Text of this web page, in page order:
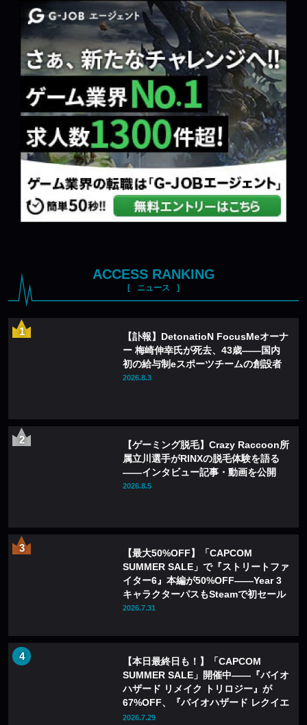
ACCESS RANKING
ニュース
【訃報】DetonatioN FocusMeオーナ
ー 梅崎伸幸氏が死去、43歳——国内
初の給与制eスポーツチームの創設者
2026.8.3
【ゲーミング脱毛】Crazy Raccoon所
属立川選手がRINXの脱毛体験を語る
——インタビュー記事・動画を公開
2026.8.5
【最大50%OFF】「CAPCOM
SUMMER SALE」で『ストリートファ
イター6』本編が50%OFF——Year 3
キャラクターパスもSteamで初セール
2026.7.31
【本日最終日も！】「CAPCOM
SUMMER SALE」開催中——『バイオ
ハザード リメイク トリロジー』が
67%OFF、『バイオハザード レクイエ
ム』も20%OFFに
2026.7.29